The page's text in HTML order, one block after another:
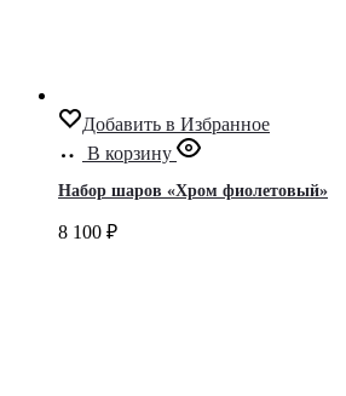
Добавить в Избранное
В корзину
Набор шаров «Хром фиолетовый»
8 100 ₽